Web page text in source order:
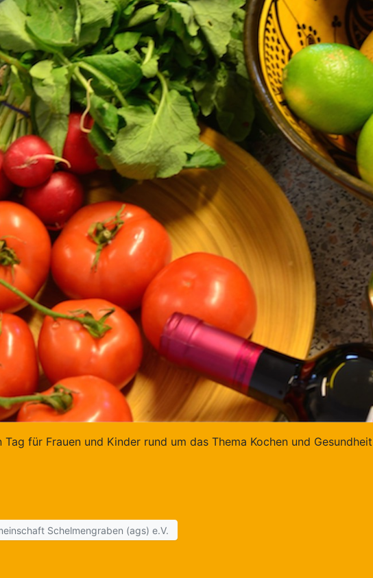
für Frauen und Kinder rund um das Thema Kochen und
Schelmengraben (ags) e.V.